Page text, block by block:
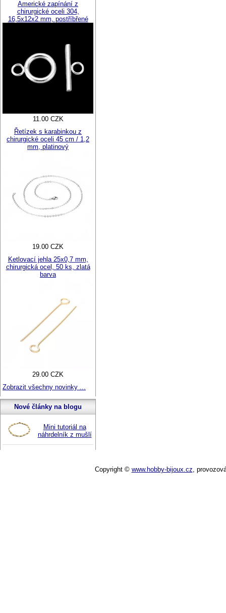
Americké zapínání z
chirurgické oceli 304,
16,5x12x2 mm, postříbřené
11.00 CZK
Řetízek s karabinkou z
chirurgické oceli 45 cm / 1,2
mm, platinový
19.00 CZK
Ketlovací jehla 25x0,7 mm,
chirurgická ocel, 50 ks, zlatá
barva
29.00 CZK
Zobrazit všechny novinky ...
Nové články na blogu
Mini tutoriál na
náhrdelník z mušlí
Copyright © www.hobby-bijoux.cz